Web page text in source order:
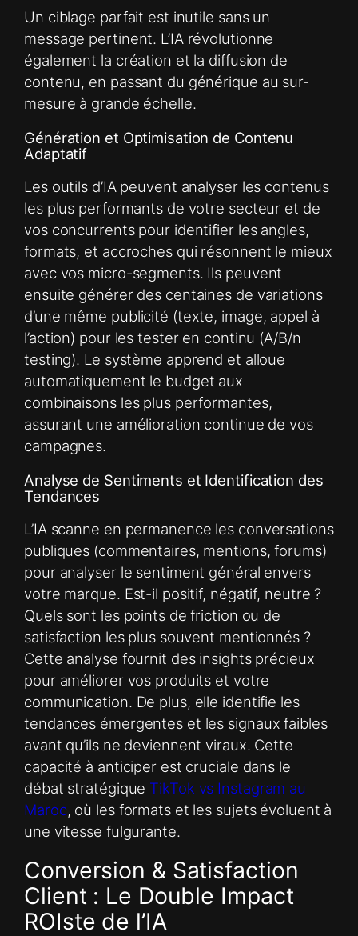
Un ciblage parfait est inutile sans un
message pertinent. L’IA révolutionne
également la création et la diffusion de
contenu, en passant du générique au sur-
mesure à grande échelle.
Génération et Optimisation de Contenu
Adaptatif
Les outils d’IA peuvent analyser les contenus
les plus performants de votre secteur et de
vos concurrents pour identifier les angles,
formats, et accroches qui résonnent le mieux
avec vos micro-segments. Ils peuvent
ensuite générer des centaines de variations
d’une même publicité (texte, image, appel à
l’action) pour les tester en continu (A/B/n
testing). Le système apprend et alloue
automatiquement le budget aux
combinaisons les plus performantes,
assurant une amélioration continue de vos
campagnes.
Analyse de Sentiments et Identification des
Tendances
L’IA scanne en permanence les conversations
publiques (commentaires, mentions, forums)
pour analyser le sentiment général envers
votre marque. Est-il positif, négatif, neutre ?
Quels sont les points de friction ou de
satisfaction les plus souvent mentionnés ?
Cette analyse fournit des insights précieux
pour améliorer vos produits et votre
communication. De plus, elle identifie les
tendances émergentes et les signaux faibles
avant qu’ils ne deviennent viraux. Cette
capacité à anticiper est cruciale dans le
débat stratégique TikTok vs Instagram au
Maroc, où les formats et les sujets évoluent à
une vitesse fulgurante.
Conversion & Satisfaction
Client : Le Double Impact
ROIste de l’IA